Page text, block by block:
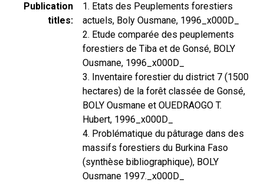
Publication
titles
1. Etats des Peuplements forestiers
actuels, Boly Ousmane, 1996_x000D_
2. Etude comparée des peuplements
forestiers de Tiba et de Gonsé, BOLY
Ousmane, 1996_x000D_
3. Inventaire forestier du district 7 (1500
hectares) de la forêt classée de Gonsé,
BOLY Ousmane et OUEDRAOGO T.
Hubert, 1996_x000D_
4. Problématique du pâturage dans des
massifs forestiers du Burkina Faso
(synthèse bibliographique), BOLY
Ousmane 1997._x000D_